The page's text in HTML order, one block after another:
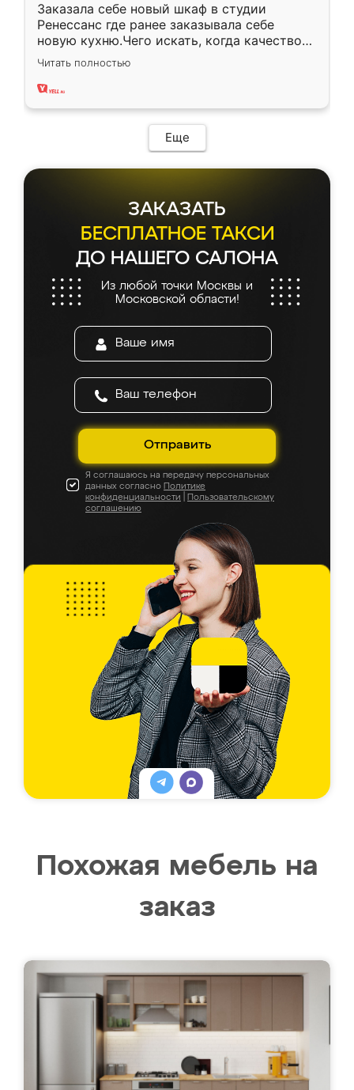
Заказала себе новый шкаф в студии
Ренессанс где ранее заказывала себе
новую кухню.Чего искать, когда качеством
вполне довольна. Служит кухня уже почти
два года, нареканий нет.
Читать полностью
Еще
ЗАКАЗАТЬ
БЕСПЛАТНОЕ ТАКСИ
ДО НАШЕГО САЛОНА
Из любой точки Москвы и
Московской области!
Отправить
Я соглашаюсь на передачу персональных
данных согласно Политике
конфиденциальности
Пользовательскому
соглашению
Похожая мебель на
заказ